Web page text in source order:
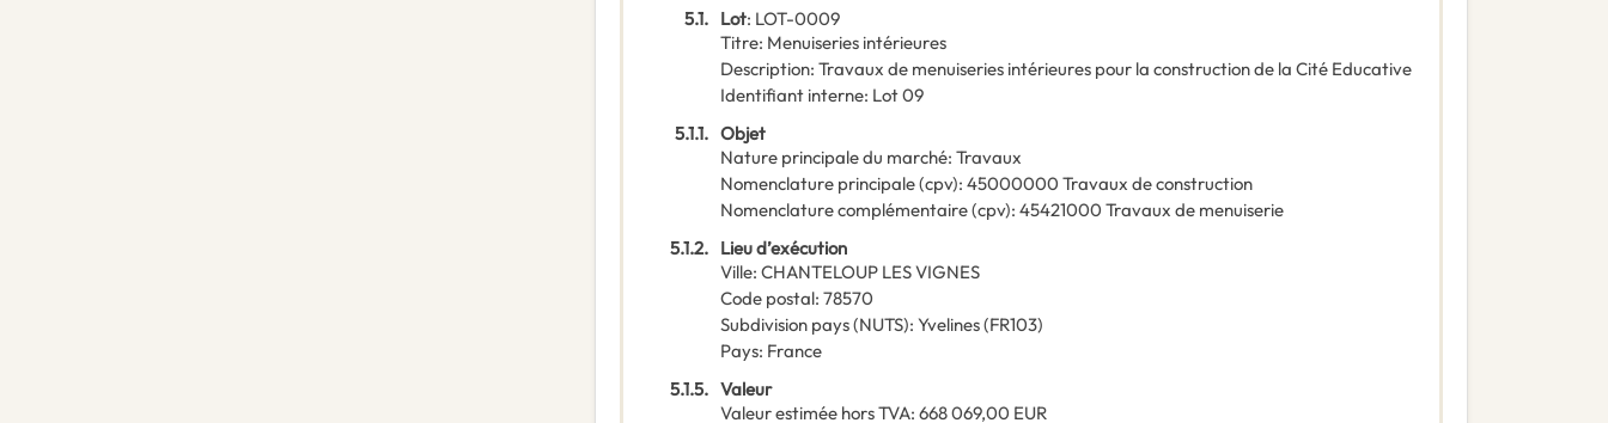
5.1. Lot: LOT-0009
Titre: Menuiseries intérieures
Description: Travaux de menuiseries intérieures pour la construction de la Cité Educative
Identifiant interne: Lot 09
5.1.1. Objet
Nature principale du marché: Travaux
Nomenclature principale(cpv): 45000000 Travaux de construction
Nomenclature complémentaire(cpv): 45421000 Travaux de menuiserie
5.1.2. Lieu d’exécution
Ville: CHANTELOUP LES VIGNES
Code postal: 78570
Subdivision pays (NUTS): Yvelines(FR103)
Pays: France
5.1.5. Valeur
Valeur estimée hors TVA: 668 069,00 EUR